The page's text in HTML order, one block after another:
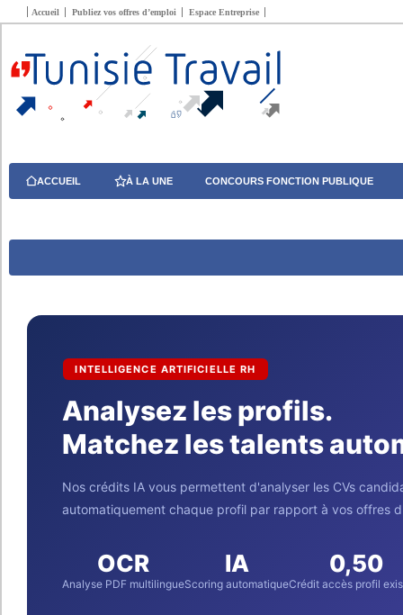
Accueil Publiez vos offres d’emploi Espace Entreprise
ACCUEIL À LA UNE CONCOURS FONCTION PUBLIQUE
INTELLIGENCE ARTIFICIELLE RH
Analysez les profils.
Matchez les talents
Nos crédits IA vous permettent d'analyser les CVs
automatiquement chaque profil par rapport à vos offres
OCR
Analyse PDF multilingue
IA
Scoring automatique
0,50
Crédit accès profil